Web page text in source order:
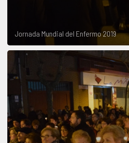
Jornada Mundial del Enfermo 2019